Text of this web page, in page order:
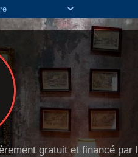
gratuit et financé